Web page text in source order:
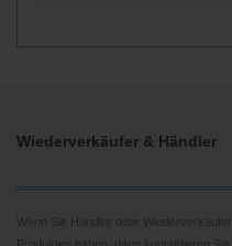
Wiederverkäufer & Händler
Wenn Sie Händler oder